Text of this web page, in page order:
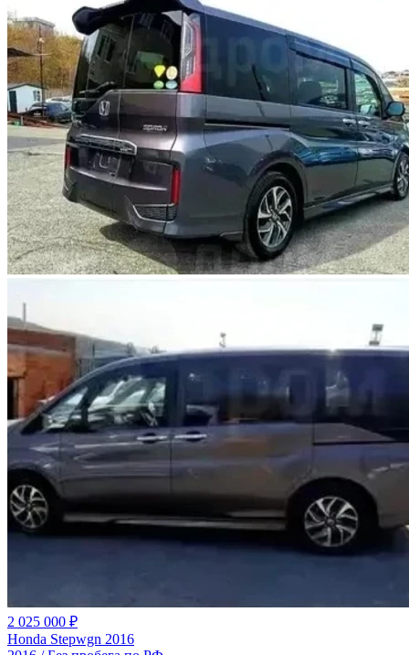
2 025 000 ₽
Honda Stepwgn 2016